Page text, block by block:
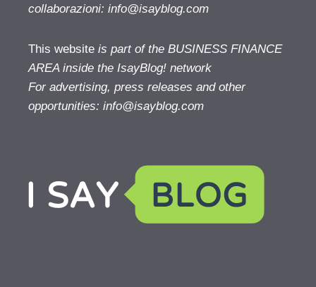
collaborazioni: info@isayblog.com
This website is part of the BUSINESS FINANCE
AREA inside the IsayBlog! network
For advertising, press releases and other
opportunities: info@isayblog.com